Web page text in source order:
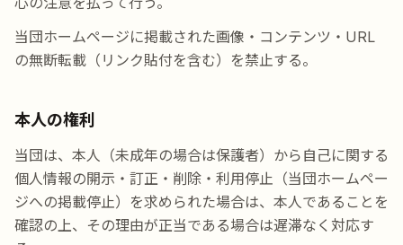
当団ホームページに掲載された画像・コンテンツ・URL
の無断転載（リンク貼付を含む）を禁止する。
本人の権利
当団は、本人（未成年の場合は保護者）から自己に関する
個人情報の開示・訂正・削除・利用停止（当団ホームペー
ジへの掲載停止）を求められた場合は、本人であることを
確認の上、その理由が正当である場合は遅滞なく対応す